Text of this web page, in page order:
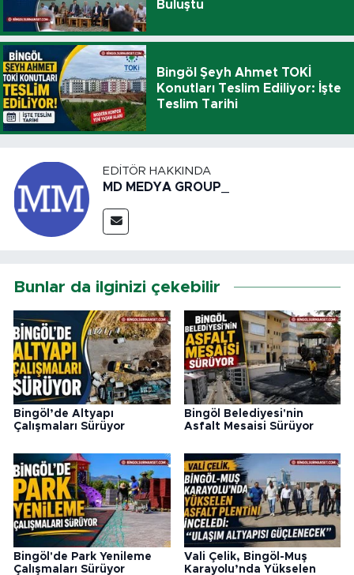
Buluştu
Bingöl Şeyh Ahmet TOKİ
Konutları Teslim Ediliyor: İşte
Teslim Tarihi
EDITÖR HAKKINDA
MD MEDYA GROUP_
Bunlar da ilginizi çekebilir
Bingöl’de Altyapı
Çalışmaları Sürüyor
Bingöl Belediyesi'nin
Asfalt Mesaisi Sürüyor
Bingöl'de Park Yenileme
Çalışmaları Sürüyor
Vali Çelik, Bingöl-Muş
Karayolu’nda Yükselen